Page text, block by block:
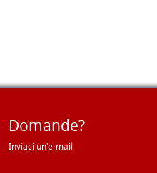
Domande?
Inviaci un'e-mail